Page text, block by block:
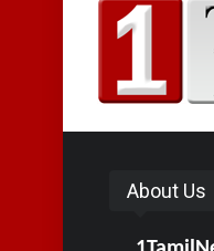
About Us